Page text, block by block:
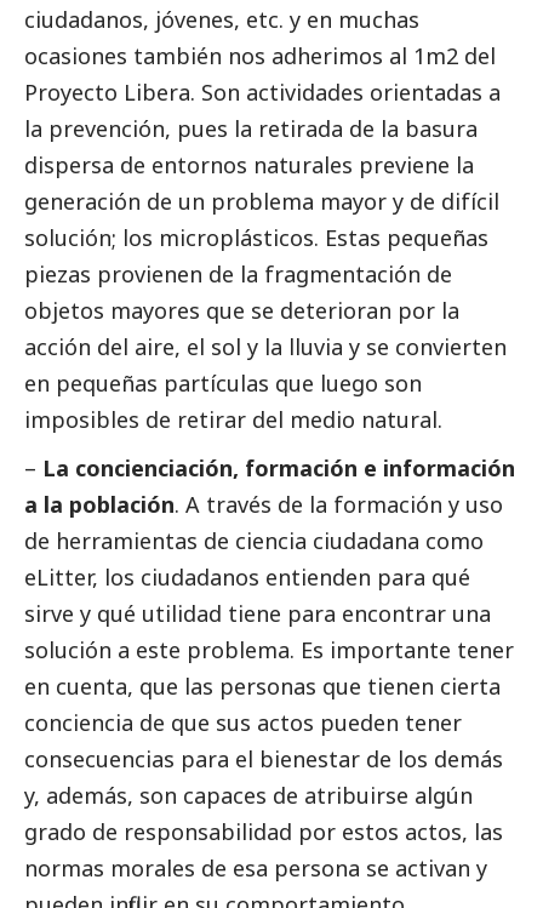
ciudadanos, jóvenes, etc. y en muchas
ocasiones también nos adherimos al 1m2 del
Proyecto Libera. Son actividades orientadas a
la prevención, pues la retirada de la basura
dispersa de entornos naturales previene la
generación de un problema mayor y de difícil
solución; los microplásticos. Estas pequeñas
piezas provienen de la fragmentación de
objetos mayores que se deterioran por la
acción del aire, el sol y la lluvia y se convierten
en pequeñas partículas que luego son
imposibles de retirar del medio natural.
– La concienciación, formación e información
a la población. A través de la formación y uso
de herramientas de ciencia ciudadana como
eLitter, los ciudadanos entienden para qué
sirve y qué utilidad tiene para encontrar una
solución a este problema. Es importante tener
en cuenta, que las personas que tienen cierta
conciencia de que sus actos pueden tener
consecuencias para el bienestar de los demás
y, además, son capaces de atribuirse algún
grado de responsabilidad por estos actos, las
normas morales de esa persona se activan y